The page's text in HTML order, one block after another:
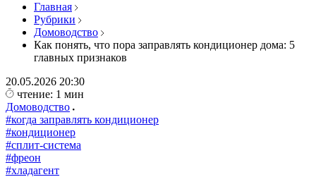
Главная
Рубрики
Домоводство
Как понять, что пора заправлять кондиционер дома: 5
главных признаков
20.05.2026 20:30
чтение: 1 мин
Домоводство
#когда заправлять кондиционер
#кондиционер
#сплит-система
#фреон
#хладагент